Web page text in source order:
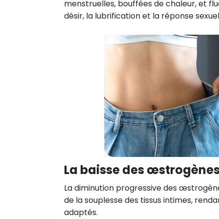
menstruelles, bouffées de chaleur, et
désir, la lubrification et la réponse
La baisse des œstrogènes
La diminution progressive des
de la souplesse des tissus intimes,
adaptés.